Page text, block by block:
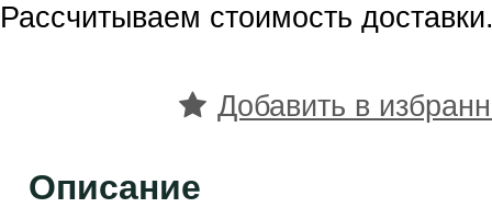
Рассчитываем стоимость
Добавить в
Описание